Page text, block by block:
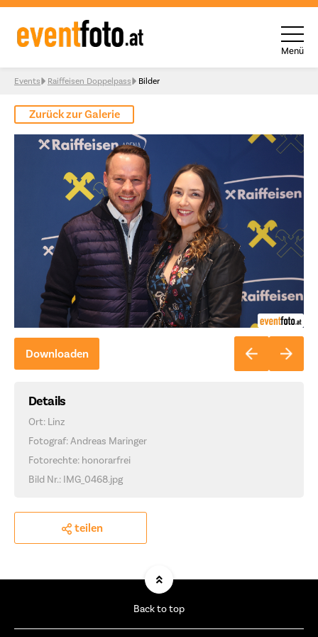
Skip to content
Menü
Events Raiffeisen Doppelpass Bilder
Zurück zur Galerie
Downloaden
Details
Ort: Linz
Fotograf: Andreas Maringer
Fotorechte: honorarfrei
Bild Nr.: IMG_0468.jpg
teilen
Back to top